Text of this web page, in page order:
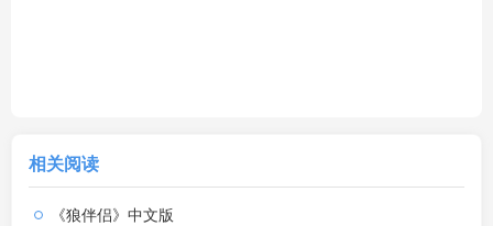
相关阅读
《狼伴侣》中文版